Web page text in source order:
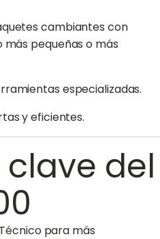
cambiantes con
pequeñas o más
especializadas.
y eficientes.
del
para más